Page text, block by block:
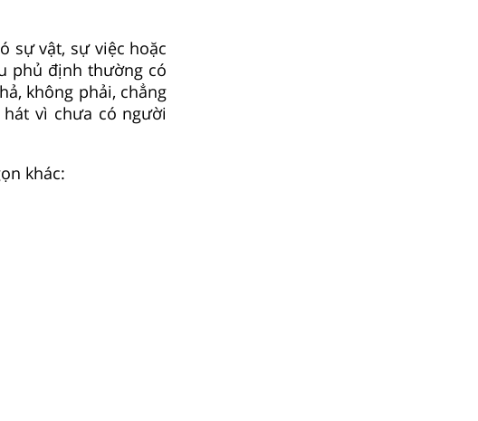
sự vật, sự việc hoặc
phủ định thường có
không phải, chẳng
hát vì chưa có người
khác: